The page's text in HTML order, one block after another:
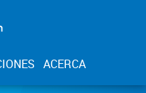
ACERCA